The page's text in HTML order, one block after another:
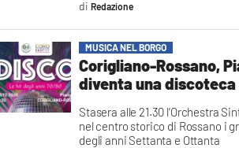
Redazione
MUSICA NEL BORGO
Corigliano-Rossano,
diventa una
Stasera alle 21.30 l’Orchestra
nel centro storico di Rossano i
degli anni Settanta e Ottanta